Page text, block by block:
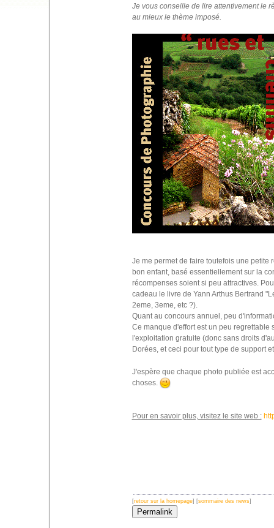
Je vous conseille de lire attentivement le
au mieux le thème imposé.
Je me permet de faire toutefois une petite
bon enfant, basé essentiellement sur la
récompenses soient si peu attractives.
cadeau le livre de Yann Arthus Bertrand
2eme, 3eme, etc ?).
Quant au concours annuel, peu
Ce manque d'effort est un peu
l'exploitation gratuite (donc sans droits
Dorées, et ceci pour tout type de support
J'espère que chaque photo publiée est
choses.
Pour en savoir plus, visitez le site web :
[retour sur la homepage] [sommaire des news]